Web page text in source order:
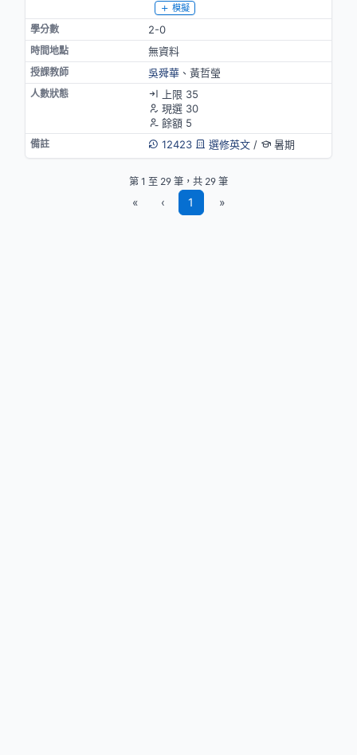
模擬
2-0
無資料
吳舜華、黃哲瑩
上限 35
現選 30
餘額 5
12423
選修英文/ 暑期
第 1 至 29 筆，共 29 筆
« ‹ 1 »